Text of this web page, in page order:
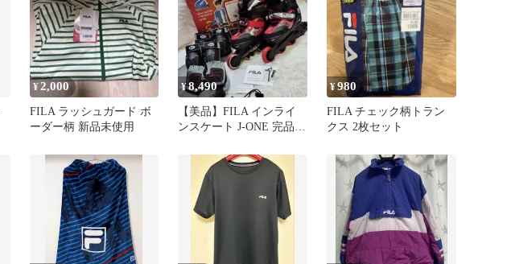
¥2,000
FILA ラッシュガード ボ
ーダー柄 新品未使用
¥8,490
【美品】FILA インライ
ンスケート J-ONE 完品
¥980
FILA チェック柄トラン
クス 2枚セット